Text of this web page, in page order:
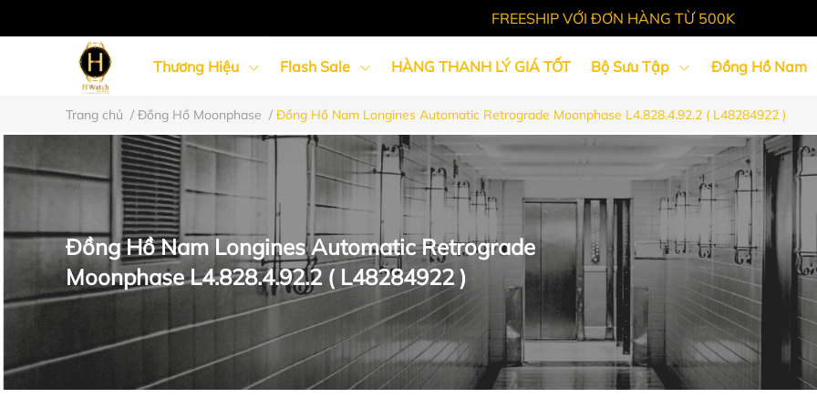
FREESHIP VỚI ĐƠN HÀNG TỪ 500K
Thương Hiệu Flash Sale HÀNG THANH LÝ GIÁ TỐT Bộ Sưu Tập Đồng Hồ Nam
Đồng Hồ Nữ Đồng Hồ Cặp Đôi
Trang chủ / Đồng Hồ Moonphase / Đồng Hồ Nam Longines Automatic Retrograde Moonphase L4.828.4.92.2 ( L48284922 )
Đồng Hồ Nam Longines Automatic Retrograde
Moonphase L4.828.4.92.2 ( L48284922 )